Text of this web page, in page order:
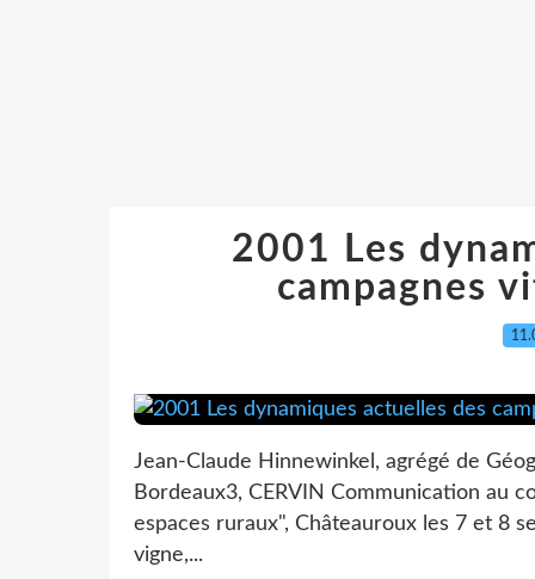
2001 Les
campagnes
Jean-Claude Hinnewinkel, agrégé de
Bordeaux3, CERVIN Communication au
espaces ruraux", Châteauroux les 7 et 8
vigne,...